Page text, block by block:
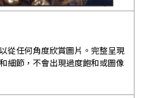
從任何角度欣賞圖片。完整呈現
細節，不會出現過度飽和或圖像